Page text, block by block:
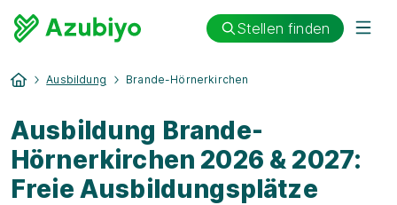
Stellen finden
Ausbildung Brande-Hörnerkirchen
Ausbildung Brande-
Hörnerkirchen 2026 & 2027:
Freie Ausbildungsplätze